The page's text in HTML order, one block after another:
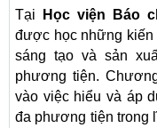
Tại
Học viện Báo
được học những kiến
sáng tạo và sản
phương tiện.
vào việc hiểu và áp
đa phương tiện trong